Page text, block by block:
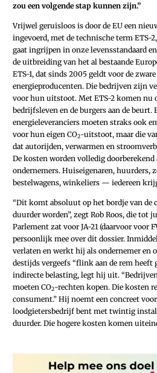
zou een volgende stap kunnen zijn.”
Vrijwel geruisloos is door de EU een
ingevoerd, met de technische term ETS-
gaat ingrijpen in onze levensstandaard
de uitbreiding van het al bestaande
ETS-1, dat sinds 2005 geldt voor de
energieproducenten. Die bedrijven zijn
voor hun uitstoot. Met ETS-2 komen nu
bedrijfsleven en de burgers aan de beurt.
energieleveranciers moeten straks ook
voor hun eigen CO2-uitstoot, maar die
dat autorijden, verwarmen en
De kosten worden volledig doorberekend
ondernemers. Huiseigenaren, huurders,
bestelwagens, winkeliers — iedereen
“Dit komt absoluut op het bordje van de
duurder worden”, zegt Rob Roos, die tot
Parlement zat voor JA-21 (daarvoor voor
persoonlijk mee over dit dossier.
verlaten en werkt hij als ondernemer en
destijds vergeefs “flink aan de rem heeft
indirecte belasting, legt hij uit.
moeten CO2-rechten kopen. Die kosten
consument.” Hij noemt een concreet
loodgietersbedrijf bent met twintig
duurder. Die hogere kosten komen